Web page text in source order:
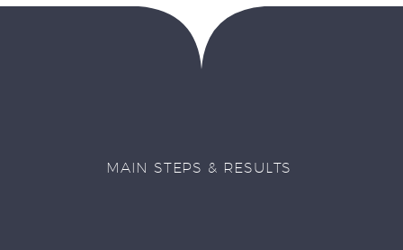
MAIN STEPS & RESULTS